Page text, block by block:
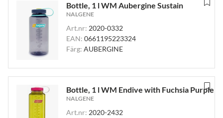
Bottle, 1 l WM Aubergine Sustain
NALGENE
Art.nr: 2020-0332
EAN: 0661195223324
Färg: AUBERGINE
Bottle, 1 l WM Endive with Fuchsia Purple
NALGENE
Art.nr: 2020-2432